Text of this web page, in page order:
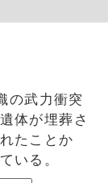
の武力衝突
体が埋葬さ
たことか
いる。